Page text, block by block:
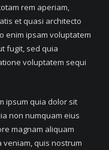
rem aperiam,
et quasi architecto
enim ipsam voluptatem
fugit, sed quia
voluptatem sequi
ipsum quia dolor sit
non numquam eius
magnam aliquam
veniam, quis nostrum